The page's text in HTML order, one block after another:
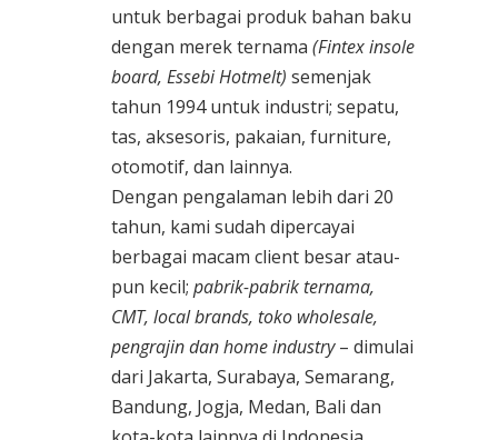
untuk berbagai produk bahan baku
dengan merek ternama (Fintex insole
board, Essebi Hotmelt) semenjak
tahun 1994 untuk industri; sepatu,
tas, aksesoris, pakaian, furniture,
otomotif, dan lainnya.
Dengan pengalaman lebih dari 20
tahun, kami sudah dipercayai
berbagai macam client besar atau-
pun kecil; pabrik-pabrik ternama,
CMT, local brands, toko wholesale,
pengrajin dan home industry– dimulai
dari Jakarta, Surabaya, Semarang,
Bandung, Jogja, Medan, Bali dan